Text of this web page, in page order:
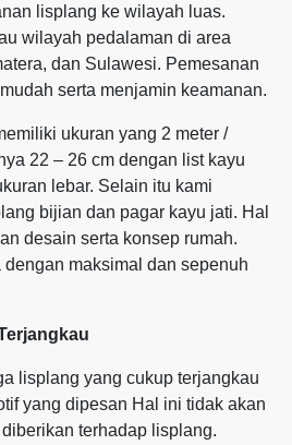
lisplang ke wilayah luas.
wilayah pedalaman di area
dan Sulawesi. Pemesanan
serta menjamin keamanan.
ukuran yang 2 meter /
22 – 26 cm dengan list kayu
lebar. Selain itu kami
bijian dan pagar kayu jati. Hal
desain serta konsep rumah.
maksimal dan sepenuh
lisplang yang cukup terjangkau
yang dipesan Hal ini tidak akan
terhadap lisplang.